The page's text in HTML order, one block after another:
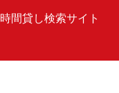
時間貸し検索サイト